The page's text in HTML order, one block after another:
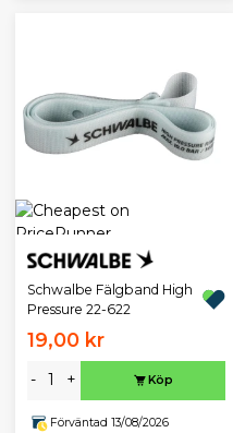
Schwalbe Fälgband High
Pressure 22-622
19,00 kr
- + Köp
Förväntad 13/08/2026